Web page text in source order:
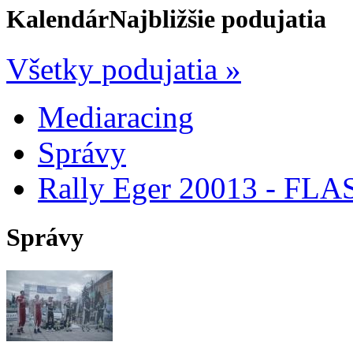
KalendárNajbližšie podujatia
Všetky podujatia »
Mediaracing
Správy
Rally Eger 20013 -
Správy